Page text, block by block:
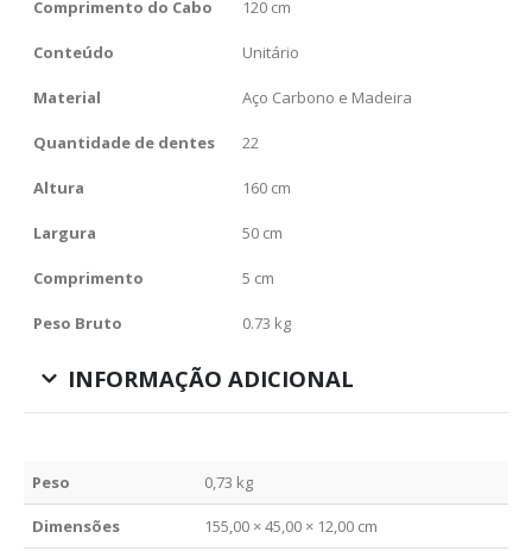
Comprimento do Cabo 120 cm
Conteúdo Unitário
Material Aço Carbono e Madeira
Quantidade de dentes 22
Altura 160 cm
Largura 50 cm
Comprimento 5 cm
Peso Bruto 0.73 kg
INFORMAÇÃO ADICIONAL
Peso 0,73 kg
Dimensões 155,00 × 45,00 × 12,00 cm